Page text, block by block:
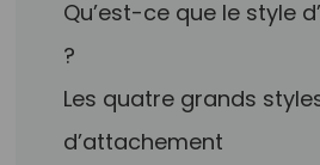
Qu’est-ce que le style
?
Les quatre grands
d’attachement